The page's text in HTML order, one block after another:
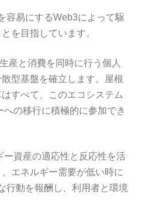
容易にするWeb3によって駆
を目指しています。
産と消費を同時に行う個人
型基盤を確立します。屋根
すべて、このエコシステム
の移行に積極的に参加でき
資産の適応性と反応性を活
エネルギー需要が低い時に
行動を報酬し、利用者と環境